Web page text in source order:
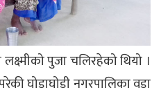
पुजा चलिरहेको थियो ।
घोडाघोडी नगरपालिका वडा